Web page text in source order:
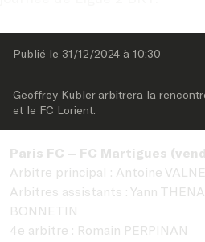
Publié le 31/12/2024 à 10:30
Geoffrey Kubler arbitrera la
et le FC Lorient.
Paris FC – FC Martigues
Arbitre principal : Antoine
Arbitres assistants : Yann
BONNETIN
4e arbitre : Romain PERPINAN